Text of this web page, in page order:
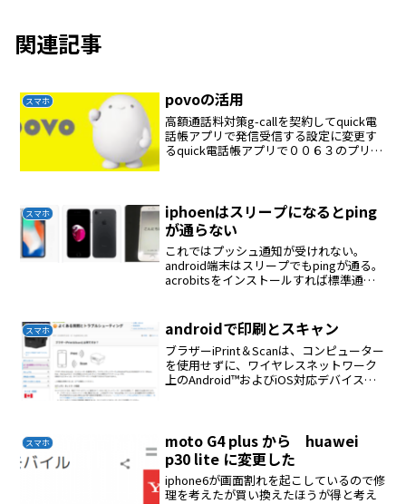
関連記事
スマホ povoの活用
高額通話料対策g-callを契約してquick電
話帳アプリで発信受信する設定に変更す
るquick電話帳アプリで００６３のプリフ
スマホ
iphoenはスリープになるとping
が通らない
これではプッシュ通知が受けれない。
android端末はスリープでもpingが通る。
acrobitsをインストールすれば標準通知
スマホ androidで印刷とスキャン
ブラザーiPrint＆Scanは、コンピューター
を使用せずに、ワイヤレスネットワーク
上のAndroid™およびiOS対応デバイス
スマホ
moto G4 plus から huawei
p30 lite に変更した
iphone6が画面割れを起こしているので修
理を考えたが買い換えたほうが得と考え